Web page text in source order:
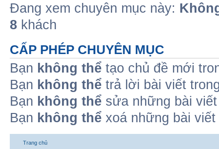
Đang xem chuyên mục này:
8 khách
CẤP PHÉP CHUYÊN MỤC
Bạn không thể tạo chủ đề mới
Bạn không thể trả lời bài viết
Bạn không thể sửa những bài
Bạn không thể xoá những bài
Trang chủ